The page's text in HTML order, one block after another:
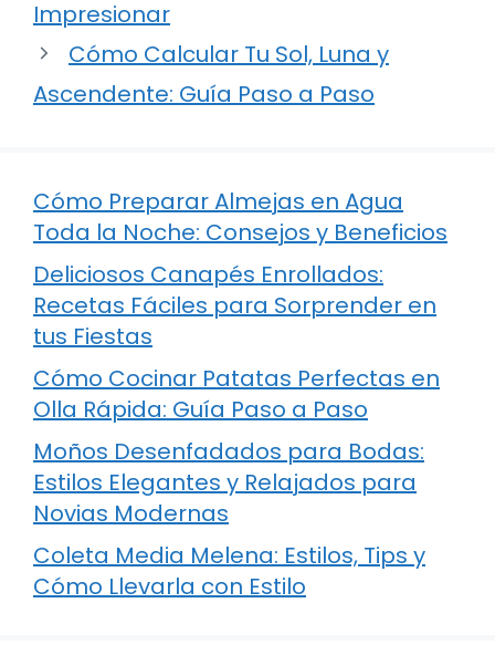
Impresionar
Cómo Calcular Tu Sol, Luna y
Ascendente: Guía Paso a Paso
Cómo Preparar Almejas en Agua
Toda la Noche: Consejos y Beneficios
Deliciosos Canapés Enrollados:
Recetas Fáciles para Sorprender en
tus Fiestas
Cómo Cocinar Patatas Perfectas en
Olla Rápida: Guía Paso a Paso
Moños Desenfadados para Bodas:
Estilos Elegantes y Relajados para
Novias Modernas
Coleta Media Melena: Estilos, Tips y
Cómo Llevarla con Estilo